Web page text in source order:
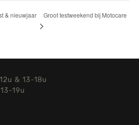
& nieuwjaar Groot testweekend bij Motocare
& 13-18u
19u